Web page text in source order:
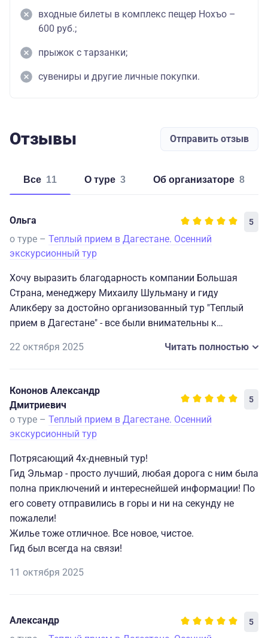
входные билеты в комплекс пещер Нохъо –
600 руб.;
прыжок с тарзанки;
сувениры и другие личные покупки.
Отзывы Отправить отзыв
Все 11 о туре 3 об организаторе 8
Ольга 5
о туре – Теплый прием в Дагестане. Осенний
экскурсионный тур
Хочу выразить благодарность компании Большая
Страна, менеджеру Михаилу Шульману и гиду
Аликберу за достойно организованный тур "Теплый
прием в Дагестане" - все были внимательны к
Удалось увидеть самое интересное - на мой взгляд - и
это очень красиво).
Спасибо
22 октября 2025 Читать полностью
Кононов Александр
Дмитриевич
5
о туре – Теплый прием в Дагестане. Осенний
экскурсионный тур
Потрясающий 4х-дневный тур!
Гид Эльмар - просто лучший, любая дорога с ним была
полна приключений и интереснейшей информации! По
его совету отправились в горы и ни на секунду не
пожалели!
Жилье тоже отличное. Все новое, чистое.
Гид был всегда на связи!
11 октября 2025
Александр 5